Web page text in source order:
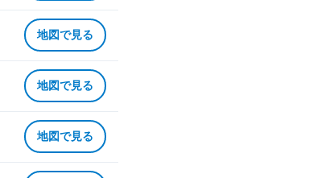
地図で見る
地図で見る
地図で見る